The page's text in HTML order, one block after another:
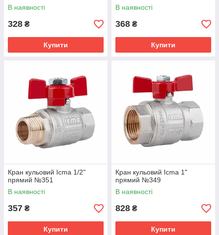
В наявності
328 ₴
Купити
В наявності
368 ₴
Купити
Кран кульовий Icma 1/2"
прямий №351
В наявності
357 ₴
Купити
Кран кульовий Icma 1"
прямий №349
В наявності
828 ₴
Купити